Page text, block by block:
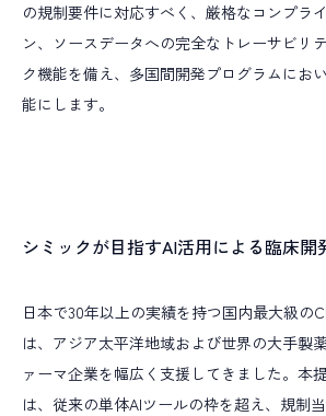
の規制要件に対応すべく、厳格なコンプラ
ン、ソースデータへの完全なトレーサビリ
ク機能を備え、多国間開発プログラムにお
能にします。
シミックが目指すAI活用による臨床開
日本で30年以上の実績を持つ国内最大級の
は、アジア太平洋地域および世界の大手製
ァーマ企業を幅広く支援してきました。本
は、従来の単体AIツールの枠を超え、規制